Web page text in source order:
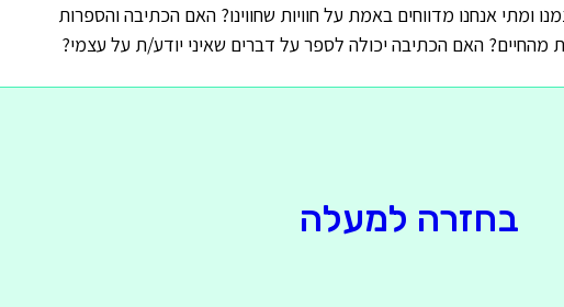
ומתי אנחנו מדווחים באמת על חוויות שחווינו? האם הכתיבה והספרות
מהחיים? האם הכתיבה יכולה לספר על דברים שאיני יודע/ת על עצמי?
בחזרה למעלה